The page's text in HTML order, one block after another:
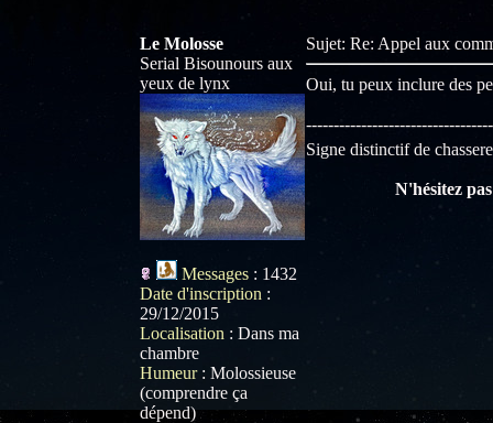
Le Molosse
Serial Bisounours aux
yeux de lynx
Messages : 1432
Date d'inscription :
29/12/2015
Localisation : Dans ma
chambre
Humeur: Molossieuse
(comprendre ça
dépend)
Sujet: Re: Appel aux
Oui, tu peux inclure des
Signe distinctif de
N'hésitez